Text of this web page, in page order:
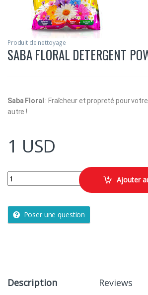
Produit de nettoyage
SABA FLORAL DETERGENT
Saba Floral : Fraîcheur et propreté pour
autre !
1 USD
SABA FLORAL DETERGENT POWDER 400G
Ajouter
Poser une question
Description Reviews